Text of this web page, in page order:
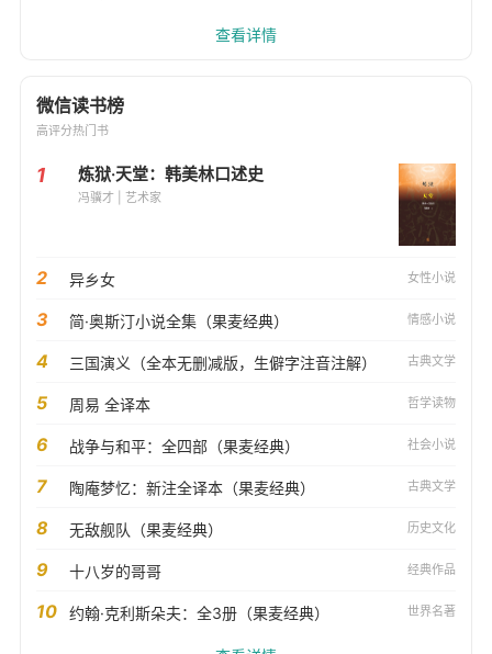
查看详情
微信读书榜
高评分热门书
1 炼狱·天堂：韩美林口述史
冯骥才 | 艺术家
2 异乡女 女性小说
3 简·奥斯汀小说全集（果麦经典） 情感小说
4 三国演义（全本无删减版，生僻字注音注解） 古典文学
5 周易 全译本 哲学读物
6 战争与和平：全四部（果麦经典） 社会小说
7 陶庵梦忆：新注全译本（果麦经典） 古典文学
8 无敌舰队（果麦经典） 历史文化
9 十八岁的哥哥 经典作品
10 约翰·克利斯朵夫：全3册（果麦经典） 世界名著